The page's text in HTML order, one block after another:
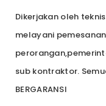
Dikerjakan oleh
melayani
sub kontraktor.
BERGARANSI